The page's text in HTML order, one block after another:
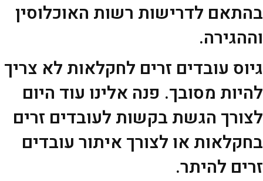
בהתאם לדרישות רשות האוכלוסין
וההגירה.
גיוס עובדים זרים לחקלאות לא צריך
להיות מסובך. פנה אלינו עוד היום
לצורך הגשת בקשות לעובדים זרים
בחקלאות או לצורך איתור עובדים
זרים להיתר.